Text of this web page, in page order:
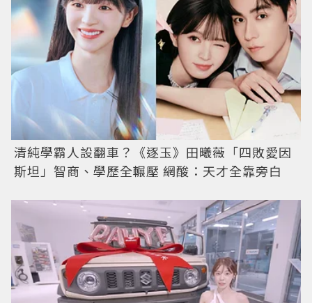
清純學霸人設翻車？《逐玉》田曦薇「四敗愛因
斯坦」智商、學歷全輾壓 網酸：天才全靠旁白